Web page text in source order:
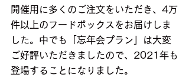
開催用に多くのご注文をいただき、4万
件以上のフードボックスをお届けしま
した。中でも「忘年会プラン」は大変
ご好評いただきましたので、2021年も
登場することになりました。